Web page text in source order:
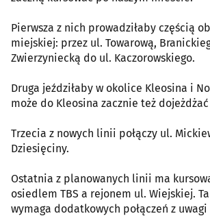
Pierwsza z nich prowadziłaby częścią
miejskiej: przez ul. Towarową,
Zwierzyniecką do ul. Kaczorowskiego.
Druga jeździłaby w okolice Kleosina i
może do Kleosina zacznie też
Trzecia z nowych linii połączy ul.
Dziesięciny.
Ostatnia z planowanych linii ma
osiedlem TBS a rejonem ul. Wiejskiej.
wymaga dodatkowych połączeń z